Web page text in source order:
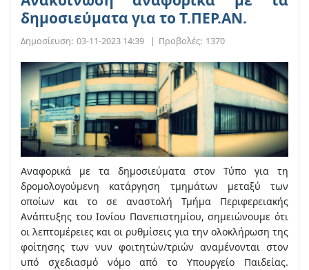
δημοσιεύματα για το Τ.ΠΕΡ.ΑΝ.
Δημοσίευση: 03-11-2023 14:39 | Προβολές: 1370
Αναφορικά με τα δημοσιεύματα στον Τύπο για τη
δρομολογούμενη κατάργηση τμημάτων μεταξύ των
οποίων και το σε αναστολή Τμήμα Περιφερειακής
Ανάπτυξης του Ιονίου Πανεπιστημίου, σημειώνουμε ότι
οι λεπτομέρειες και οι ρυθμίσεις για την ολοκλήρωση της
φοίτησης των νυν φοιτητών/τριών αναμένονται στον
υπό σχεδιασμό νόμο από το Υπουργείο Παιδείας.